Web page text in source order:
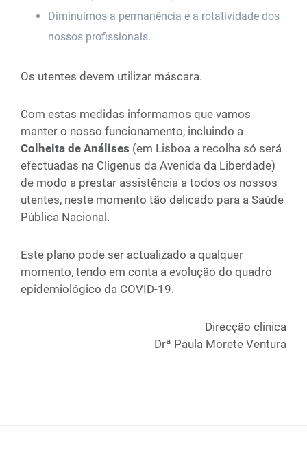
Diminuímos a permanência e a rotatividade dos
nossos profissionais.
Os utentes devem utilizar máscara.
Com estas medidas informamos que vamos
manter o nosso funcionamento, incluindo a
Colheita de Análises (em Lisboa a recolha só será
efectuadas na Cligenus da Avenida da Liberdade)
de modo a prestar assistência a todos os nossos
utentes, neste momento tão delicado para a Saúde
Pública Nacional.
Este plano pode ser actualizado a qualquer
momento, tendo em conta a evolução do quadro
epidemiológico da COVID-19.
Direcção clinica
Drª Paula Morete Ventura